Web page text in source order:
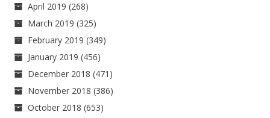
April 2019 (268)
March 2019 (325)
February 2019 (349)
January 2019 (456)
December 2018 (471)
November 2018 (386)
October 2018 (653)